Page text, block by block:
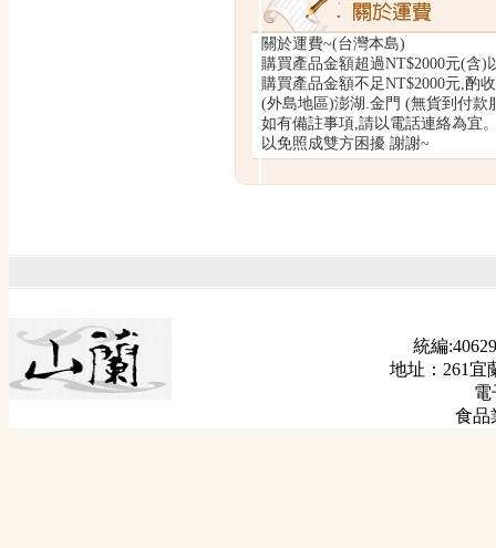
關於運費~(台灣本島)
購買產品金額超過NT$2000元(含)
購買產品金額不足NT$2000元,酌
(外島地區)澎湖.金門 (無貨到付款
如有備註事項,請以電話連絡為宜
以免照成雙方困擾 謝謝~
統編
地址：261宜
電
食品